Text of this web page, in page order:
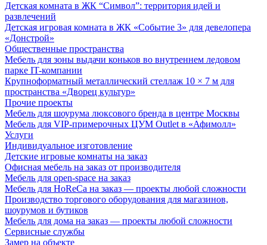
Детская комната в ЖК “Символ”: территория идей и
развлечений
Детская игровая комната в ЖК «Событие 3» для девелопера
«Донстрой»
Общественные пространства
Мебель для зоны выдачи коньков во внутреннем ледовом
парке IT-компании
Крупноформатный металлический стеллаж 10 × 7 м для
пространства «Дворец культур»
Прочие проекты
Мебель для шоурума люксового бренда в центре Москвы
Мебель для VIP-примерочных ЦУМ Outlet в «Афимолл»
Услуги
Индивидуальное изготовление
Детские игровые комнаты на заказ
Офисная мебель на заказ от производителя
Мебель для open-space на заказ
Мебель для HoReCa на заказ — проекты любой сложности
Производство торгового оборудования для магазинов,
шоурумов и бутиков
Мебель для дома на заказ — проекты любой сложности
Сервисные службы
Замер на объекте